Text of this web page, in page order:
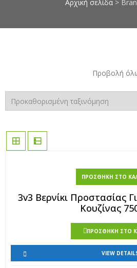
Αρχική σελίδα>
Προβολή
ΠΡΟΣΘΉΚΗ ΣΤΟ
3v3 Βερνίκι Προστασίας
Κουζίνας
ΠΡΟΣΘΉΚΗ ΣΤΟ
VIEW